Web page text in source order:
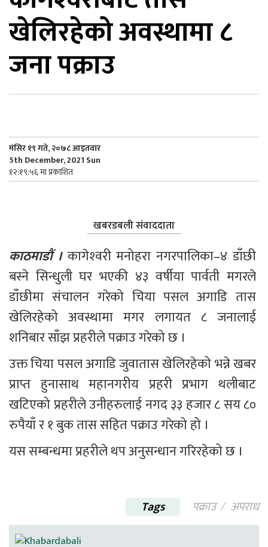
खेलिरहेको अवस्थामा ८
जना पक्राउ
मंसिर १९ गते, २०७८ आइतवार
5th December, 2021 Sun
१२:१९:५६ मा प्रकाशित
खबरडबली संवाददाता
काठमाडौं । कागेश्‍वरी मनोहरा नगरपालिका–४ डाँछी
बस्ने सिन्धुली घर भएकी ४३ वर्षीया पार्वती मगरले
डाँछीमा संचालन गरेको चिया पसल अगाडि तास
खेलिरहेको अवस्थामा मगर लगायत ८ जनालाई
शनिबार साँझ प्रहरीले पक्राउ गरेको छ ।
उक्त चिया पसल अगाडि जुवातास खेलिरहेको भन्ने खबर
प्राप्त हुनासाथ महानगरीय प्रहरी प्रभाग थलीबाट
खटिएको प्रहरीले उनीहरुलाई नगद ३३ हजार ८ सय ८०
रुपैयाँ र १ बुक तास सहित पक्राउ गरेको हो ।
यस सम्बन्धमा प्रहरीले थप अनुसन्धान गरिरहेको छ ।
Tags पक्राउ अपराध